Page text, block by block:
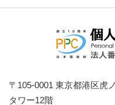
〒105-0001 東京都港区
タワー12階